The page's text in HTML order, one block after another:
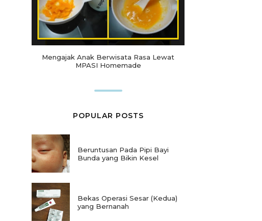
Mengajak Anak Berwisata Rasa Lewat
MPASI Homemade
POPULAR POSTS
Beruntusan Pada Pipi Bayi
Bunda yang Bikin Kesel
Bekas Operasi Sesar (Kedua)
yang Bernanah